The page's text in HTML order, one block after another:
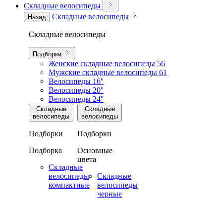
Складные велосипеды
Назад Складные велосипеды
Складные велосипеды
Подборки
Женские складные велосипеды 56
Мужские складные велосипеды 61
Велосипеды 16''
Велосипеды 20''
Велосипеды 24''
Складные
велосипеды
Подборки
Подборка
Складные
велосипеды
компактные
Складные
велосипеды
Подборки
Основные
цвета
Складные
велосипеды
черные